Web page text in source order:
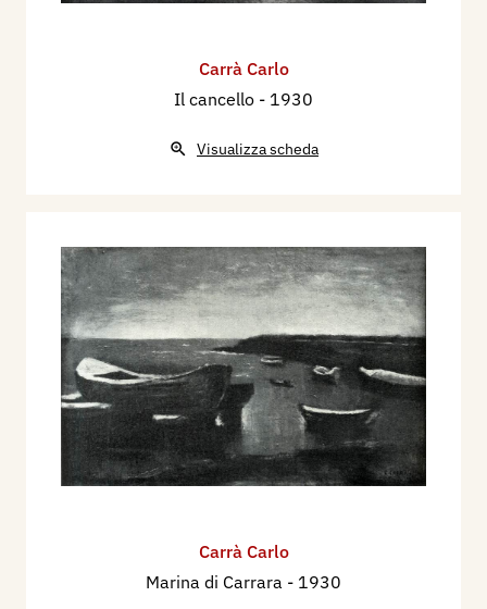
Carrà Carlo
Il cancello - 1930
Visualizza scheda
Carrà Carlo
Marina di Carrara - 1930